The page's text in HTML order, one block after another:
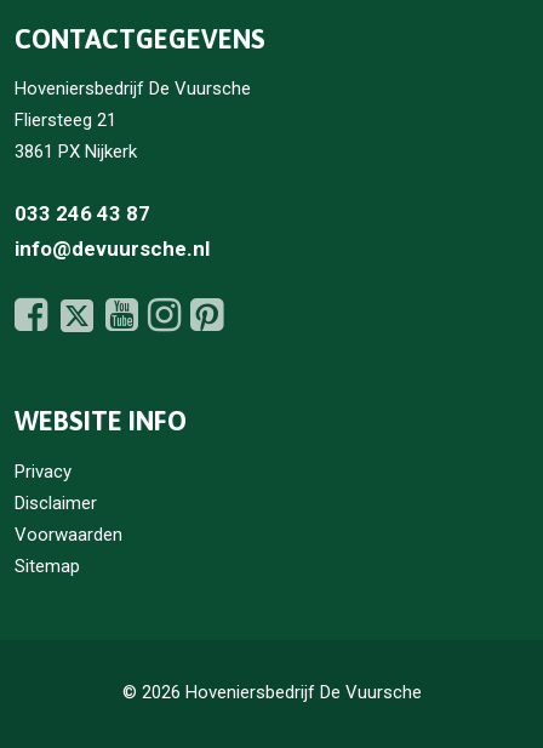
CONTACTGEGEVENS
Hoveniersbedrijf De Vuursche
Fliersteeg 21
3861 PX Nijkerk
033 246 43 87
info@devuursche.nl
WEBSITE INFO
Privacy
Disclaimer
Voorwaarden
Sitemap
© 2026 Hoveniersbedrijf De Vuursche